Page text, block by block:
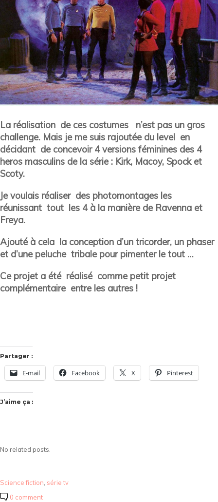
La réalisation de ces costumes n’est pas un gros
challenge. Mais je me suis rajoutée du level en
décidant de concevoir 4 versions féminines des 4
heros masculins de la série : Kirk, Macoy, Spock et
Scoty.
Je voulais réaliser des photomontages les
réunissant tout les 4 à la manière de Ravenna et
Freya.
Ajouté à cela la conception d’un tricorder, un phaser
et d’une peluche tribale pour pimenter le tout …
Ce projet a été réalisé comme petit projet
complémentaire entre les autres !
Partager :
E-mail Facebook X Pinterest
J’aime ça :
No related posts.
Science fiction, série tv
0 comment